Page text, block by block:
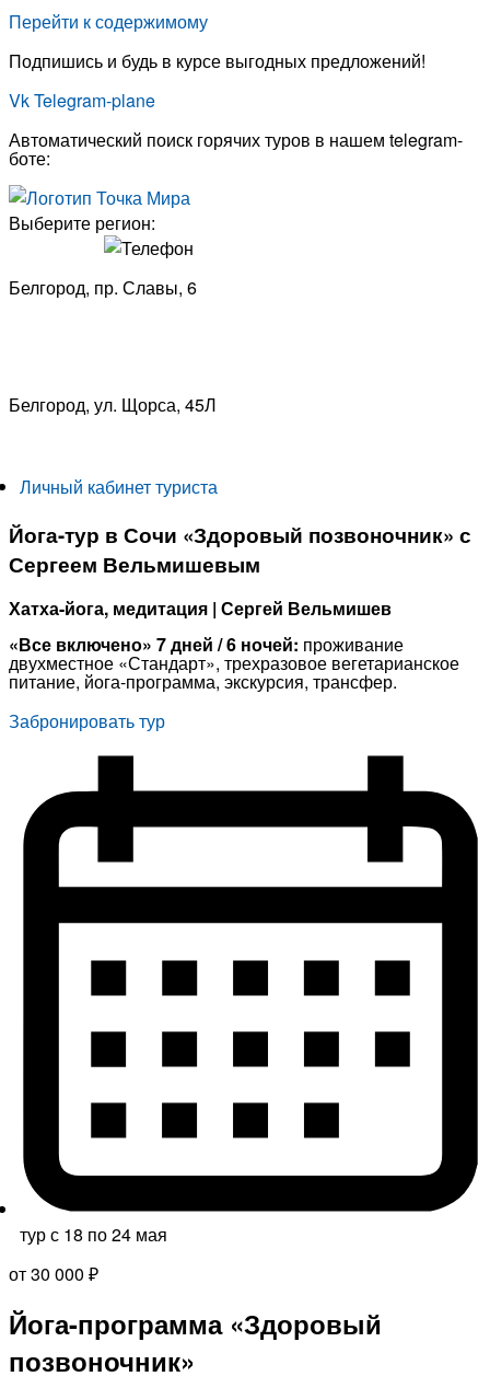
Перейти к содержимому
Подпишись и будь в курсе выгодных предложений!
VkTelegram-plane
Автоматический поиск горячих туров в нашем telegram-
боте:
Выберите регион:
Белгород, пр. Славы, 6
Белгород, ​ ул. Щорса, 45Л
Личный кабинет туриста
Йога-тур в Сочи «Здоровый позвоночник» с
Сергеем Вельмишевым
Хатха-йога, медитация | Сергей Вельмишев
«Все включено» 7 дней / 6 ночей: проживание
двухместное «Стандарт», трехразовое вегетарианское
питание, йога-программа, экскурсия, трансфер.
Забронировать тур
тур с 18 по 24 мая
от 30 000 ₽
Йога-программа «Здоровый
позвоночник»